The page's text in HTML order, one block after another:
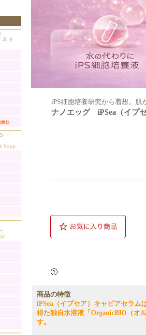
iPS細胞培養研究から着想。肌
ナノエッグ iPSea（イプ
商品の特徴
iPSea（イプセア）キャビアセラム
得た独自水溶液「OrganicBIO（オ
す。